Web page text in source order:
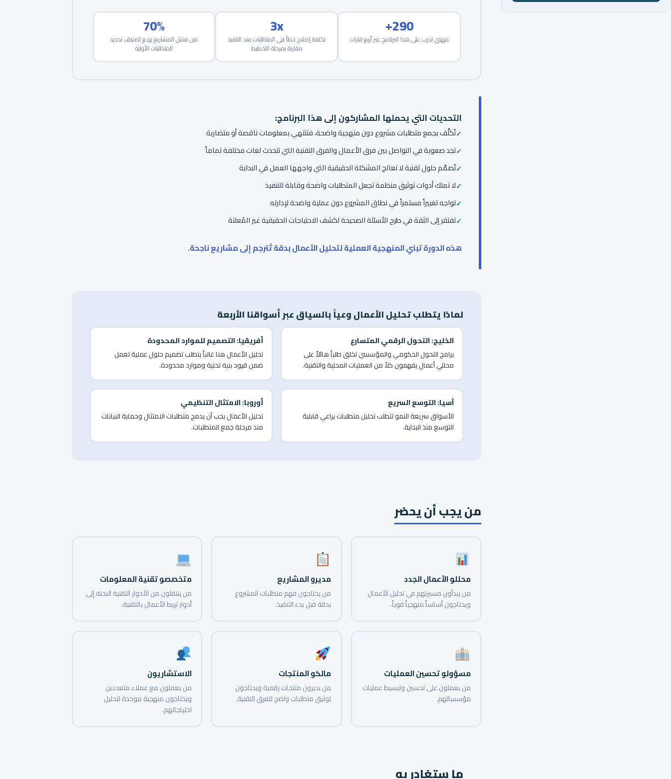
70%
من فشل المشاريع يرجع لضعف تحديد
المتطلبات الأولية
3x
تكلفة إصلاح خطأ في المتطلبات بعد التنفيذ
مقارنة بمرحلة التخطيط
290+
مهني تدرب على هذا البرنامج عبر أربع قارات
التحديات التي يحملها المشاركون إلى هذا البرنامج:
تُكلَّف بجمع متطلبات مشروع دون منهجية واضحة، فتنتهي بمعلومات ناقصة أو متضاربة
تجد صعوبة في التواصل بين فرق الأعمال والفرق التقنية التي تتحدث لغات مختلفة تماماً
تُصمَّم حلول تقنية لا تعالج المشكلة الحقيقية التي واجهها العمل في البداية
لا تملك أدوات توثيق منظمة تجعل المتطلبات واضحة وقابلة للتنفيذ
تواجه تغييراً مستمراً في نطاق المشروع دون عملية واضحة لإدارته
تفتقر إلى الثقة في طرح الأسئلة الصحيحة لكشف الاحتياجات الحقيقية غير المُعلنة
هذه الدورة تبني المنهجية العملية لتحليل الأعمال بدقة تُترجم إلى مشاريع ناجحة.
لماذا يتطلب تحليل الأعمال وعياً بالسياق عبر أسواقنا الأربعة
الخليج: التحول الرقمي المتسارع
برامج التحول الحكومي والمؤسسي تخلق طلباً هائلاً على
محللي أعمال يفهمون كلاً من العمليات المحلية والتقنية.
أفريقيا: التصميم للموارد المحدودة
تحليل الأعمال هنا غالباً يتطلب تصميم حلول عملية تعمل
ضمن قيود بنية تحتية وموارد محدودة.
آسيا: التوسع السريع
الأسواق سريعة النمو تتطلب تحليل متطلبات يراعي قابلية
التوسع منذ البداية.
أوروبا: الامتثال التنظيمي
تحليل الأعمال يجب أن يدمج متطلبات الامتثال وحماية البيانات
منذ مرحلة جمع المتطلبات.
من يجب أن يحضر
محللو الأعمال الجدد
من يبدأون مسيرتهم في تحليل الأعمال
ويحتاجون أساساً منهجياً قوياً.
مديرو المشاريع
من يحتاجون فهم متطلبات المشروع
بدقة قبل بدء التنفيذ.
متخصصو تقنية المعلومات
من ينتقلون من الأدوار التقنية البحتة إلى
أدوار تربط الأعمال بالتقنية.
مسؤولو تحسين العمليات
من يعملون على تحسين وتبسيط عمليات
مؤسساتهم.
مالكو المنتجات
من يديرون منتجات رقمية ويحتاجون
توثيق متطلبات واضح للفرق التقنية.
الاستشاريون
من يعملون مع عملاء متعددين
ويحتاجون منهجية موحدة لتحليل
احتياجاتهم.
ما ستغادر به